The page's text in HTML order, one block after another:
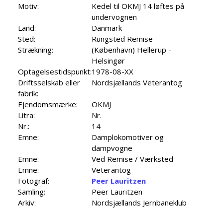
Motiv:
Kedel til OKMJ 14 løftes på
undervognen
Land:
Danmark
Sted:
Rungsted Remise
Strækning:
(København) Hellerup -
Helsingør
Optagelsestidspunkt:1978-08-XX
Driftsselskab eller
fabrik:
Nordsjællands Veterantog
Ejendomsmærke:
OKMJ
Litra:
Nr.
Nr.:
14
Emne:
Damplokomotiver og
dampvogne
Emne:
Ved Remise / Værksted
Emne:
Veterantog
Fotograf:
Peer Lauritzen
Samling:
Peer Lauritzen
Arkiv:
Nordsjællands Jernbaneklub